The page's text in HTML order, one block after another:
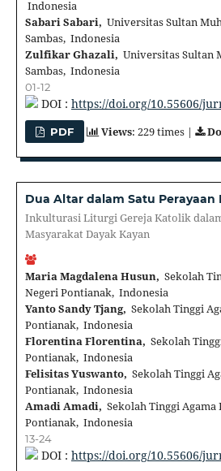
Indonesia
Sabari Sabari, Universitas Sultan
Sambas, Indonesia
Zulfikar Ghazali, Universitas Sultan
Sambas, Indonesia
01-12
DOI : https://doi.org/10.55606/
PDF Views: 229 times |
Dua Altar dalam Satu Perayaan
Inkulturasi Liturgi Gereja Katolik
Masyarakat Dayak Kayan
Maria Magdalena Husun, Sekolah
Negeri Pontianak, Indonesia
Yanto Sandy Tjang, Sekolah Tinggi
Pontianak, Indonesia
Florentina Florentina, Sekolah
Pontianak, Indonesia
Felisitas Yuswanto, Sekolah Tinggi
Pontianak, Indonesia
Amadi Amadi, Sekolah Tinggi
Pontianak, Indonesia
13-24
DOI : https://doi.org/10.55606/